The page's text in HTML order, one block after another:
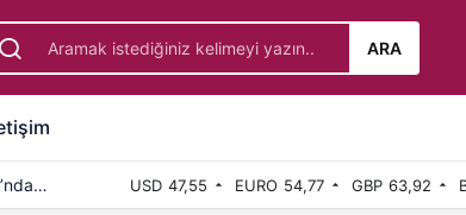
ARA
USD 47,55 EURO 54,77 GBP 63,92